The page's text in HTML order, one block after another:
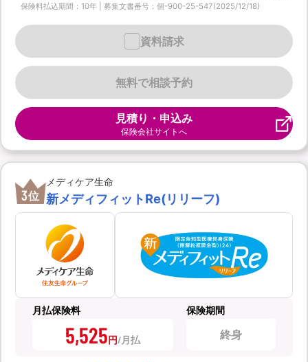
保険料払込期間：10年 | 募集文書番号：個-900-25-547(2025/12/18)
無料で相談予約
資料請求
見積り・申込み
保険会社サイトへ
3位
メディケア生命
新メディフィットRe(リリーフ)
月払保険料
5,525円
保険期間
終身